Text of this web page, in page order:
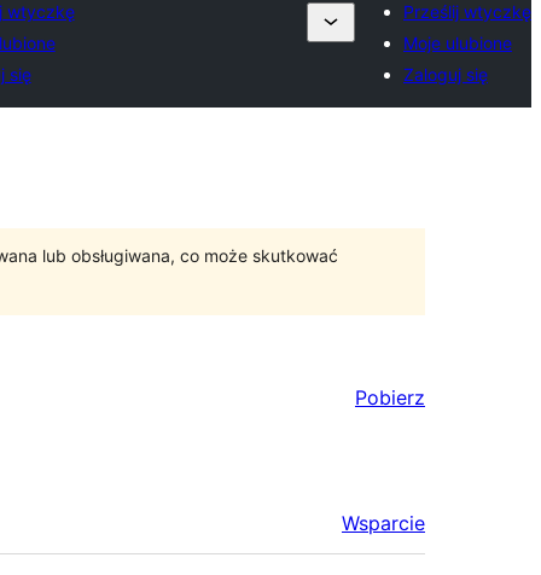
wtyczkę
się
Prześlij wtyczkę
Moje ulubione
Zaloguj się
lub obsługiwana, co może skutkować
Pobierz
Wsparcie